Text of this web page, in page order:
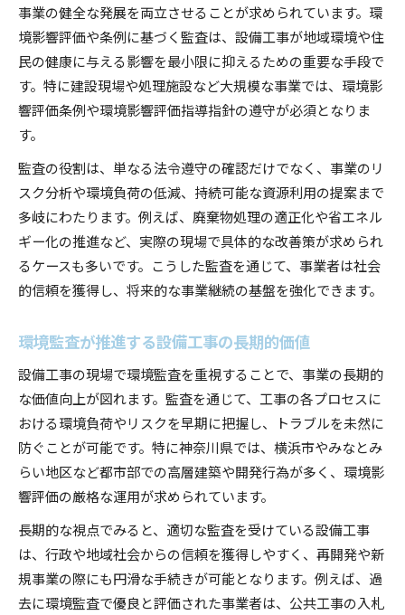
事業の健全な発展を両立させることが求められています。環
境影響評価や条例に基づく監査は、設備工事が地域環境や住
民の健康に与える影響を最小限に抑えるための重要な手段で
す。特に建設現場や処理施設など大規模な事業では、環境影
響評価条例や環境影響評価指導指針の遵守が必須となりま
す。
監査の役割は、単なる法令遵守の確認だけでなく、事業のリ
スク分析や環境負荷の低減、持続可能な資源利用の提案まで
多岐にわたります。例えば、廃棄物処理の適正化や省エネル
ギー化の推進など、実際の現場で具体的な改善策が求められ
るケースも多いです。こうした監査を通じて、事業者は社会
的信頼を獲得し、将来的な事業継続の基盤を強化できます。
環境監査が推進する設備工事の長期的価値
設備工事の現場で環境監査を重視することで、事業の長期的
な価値向上が図れます。監査を通じて、工事の各プロセスに
おける環境負荷やリスクを早期に把握し、トラブルを未然に
防ぐことが可能です。特に神奈川県では、横浜市やみなとみ
らい地区など都市部での高層建築や開発行為が多く、環境影
響評価の厳格な運用が求められています。
長期的な視点でみると、適切な監査を受けている設備工事
は、行政や地域社会からの信頼を獲得しやすく、再開発や新
規事業の際にも円滑な手続きが可能となります。例えば、過
去に環境監査で優良と評価された事業者は、公共工事の入札